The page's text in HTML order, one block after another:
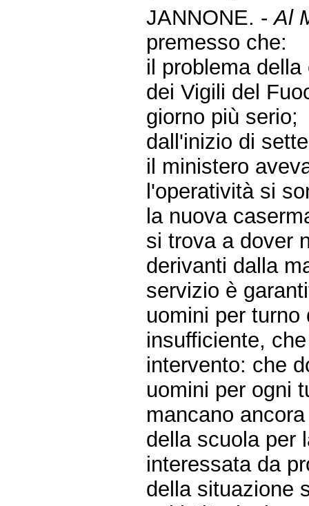
JANNONE. -Al
premesso che:
il problema
dei Vigili del
giorno più serio;
dall'inizio di
il ministero
l'operatività si
la nuova
si trova a dover
derivanti dalla
servizio è
uomini per
insufficiente,
intervento: che
uomini per ogni
mancano
della scuola per
interessata da
della situazione